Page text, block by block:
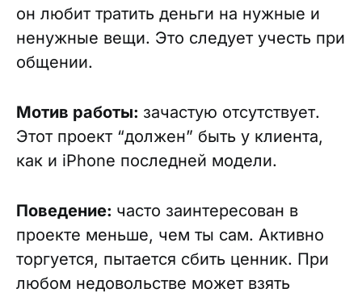
он любит тратить деньги на нужные и
ненужные вещи. Это следует учесть при
общении.
Мотив работы: зачастую отсутствует.
Этот проект “должен” быть у клиента,
как и iPhone последней модели.
Поведение: часто заинтересован в
проекте меньше, чем ты сам. Активно
торгуется, пытается сбить ценник. При
любом недовольстве может взять